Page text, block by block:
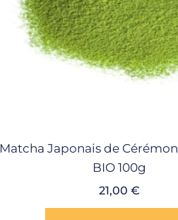
Matcha Japonais de
BIO 100g
21,00 €